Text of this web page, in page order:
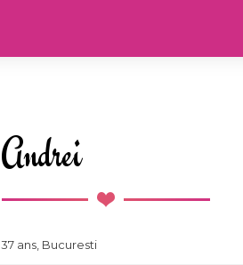
Andrei
37 ans, Bucuresti